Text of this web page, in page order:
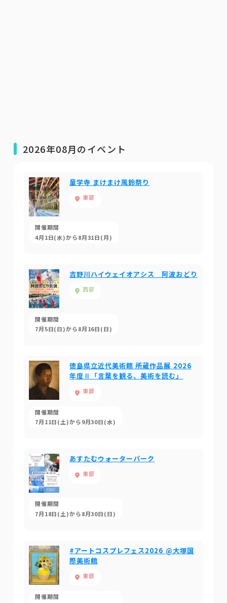
2026年08月のイベント
童学寺 まけまけ風鈴祭り
東部
開催期間
4月1日(水)から8月31日(月)
吉野川ハイウェイオアシス 阿波おどり
西部
開催期間
7月5日(日)から8月16日(日)
徳島県立近代美術館 所蔵作品展 2026
年度Ⅱ「言葉を観る、美術を読む」
東部
開催期間
7月11日(土)から9月30日(水)
あすたむウォーターパーク
東部
開催期間
7月18日(土)から8月30日(日)
#アートコスプレフェス2026 @大塚国
際美術館
東部
開催期間